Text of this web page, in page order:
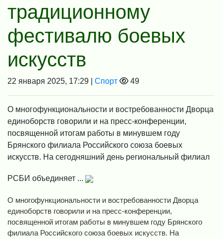
традиционному
фестивалю боевых
искусств
22 января 2025, 17:29 | Спорт 49
О многофункциональности и востребованности Дворца
единоборств говорили и на пресс-конференции,
посвященной итогам работы в минувшем году
Брянского филиала Российского союза боевых
искусств. На сегодняшний день региональный филиал
РСБИ объединяет ...
О многофункциональности и востребованности Дворца
единоборств говорили и на пресс-конференции,
посвященной итогам работы в минувшем году Брянского
филиала Российского союза боевых искусств. На